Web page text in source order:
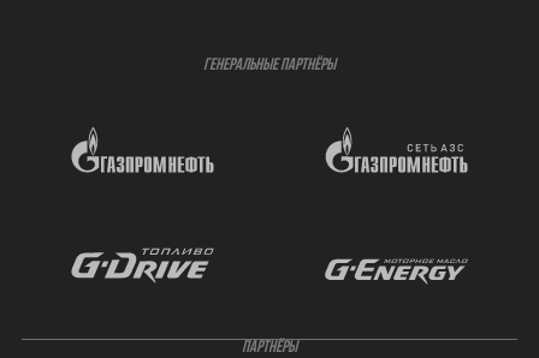
ГЕНЕРАЛЬНЫЕ ПАРТНЁРЫ
ПАРТНЁРЫ